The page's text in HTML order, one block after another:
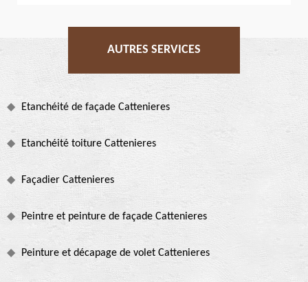
AUTRES SERVICES
Etanchéité de façade Cattenieres
Etanchéité toiture Cattenieres
Façadier Cattenieres
Peintre et peinture de façade Cattenieres
Peinture et décapage de volet Cattenieres